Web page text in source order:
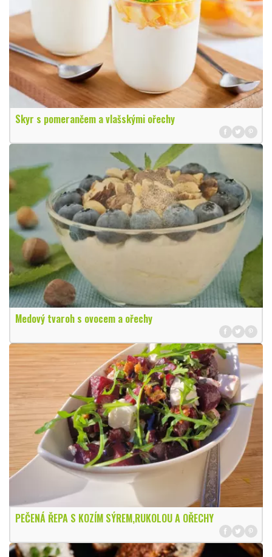
Skyr s pomerančem a vlašskými ořechy
Medový tvaroh s ovocem a ořechy
PEČENÁ ŘEPA S KOZÍM SÝREM,RUKOLOU A OŘECHY